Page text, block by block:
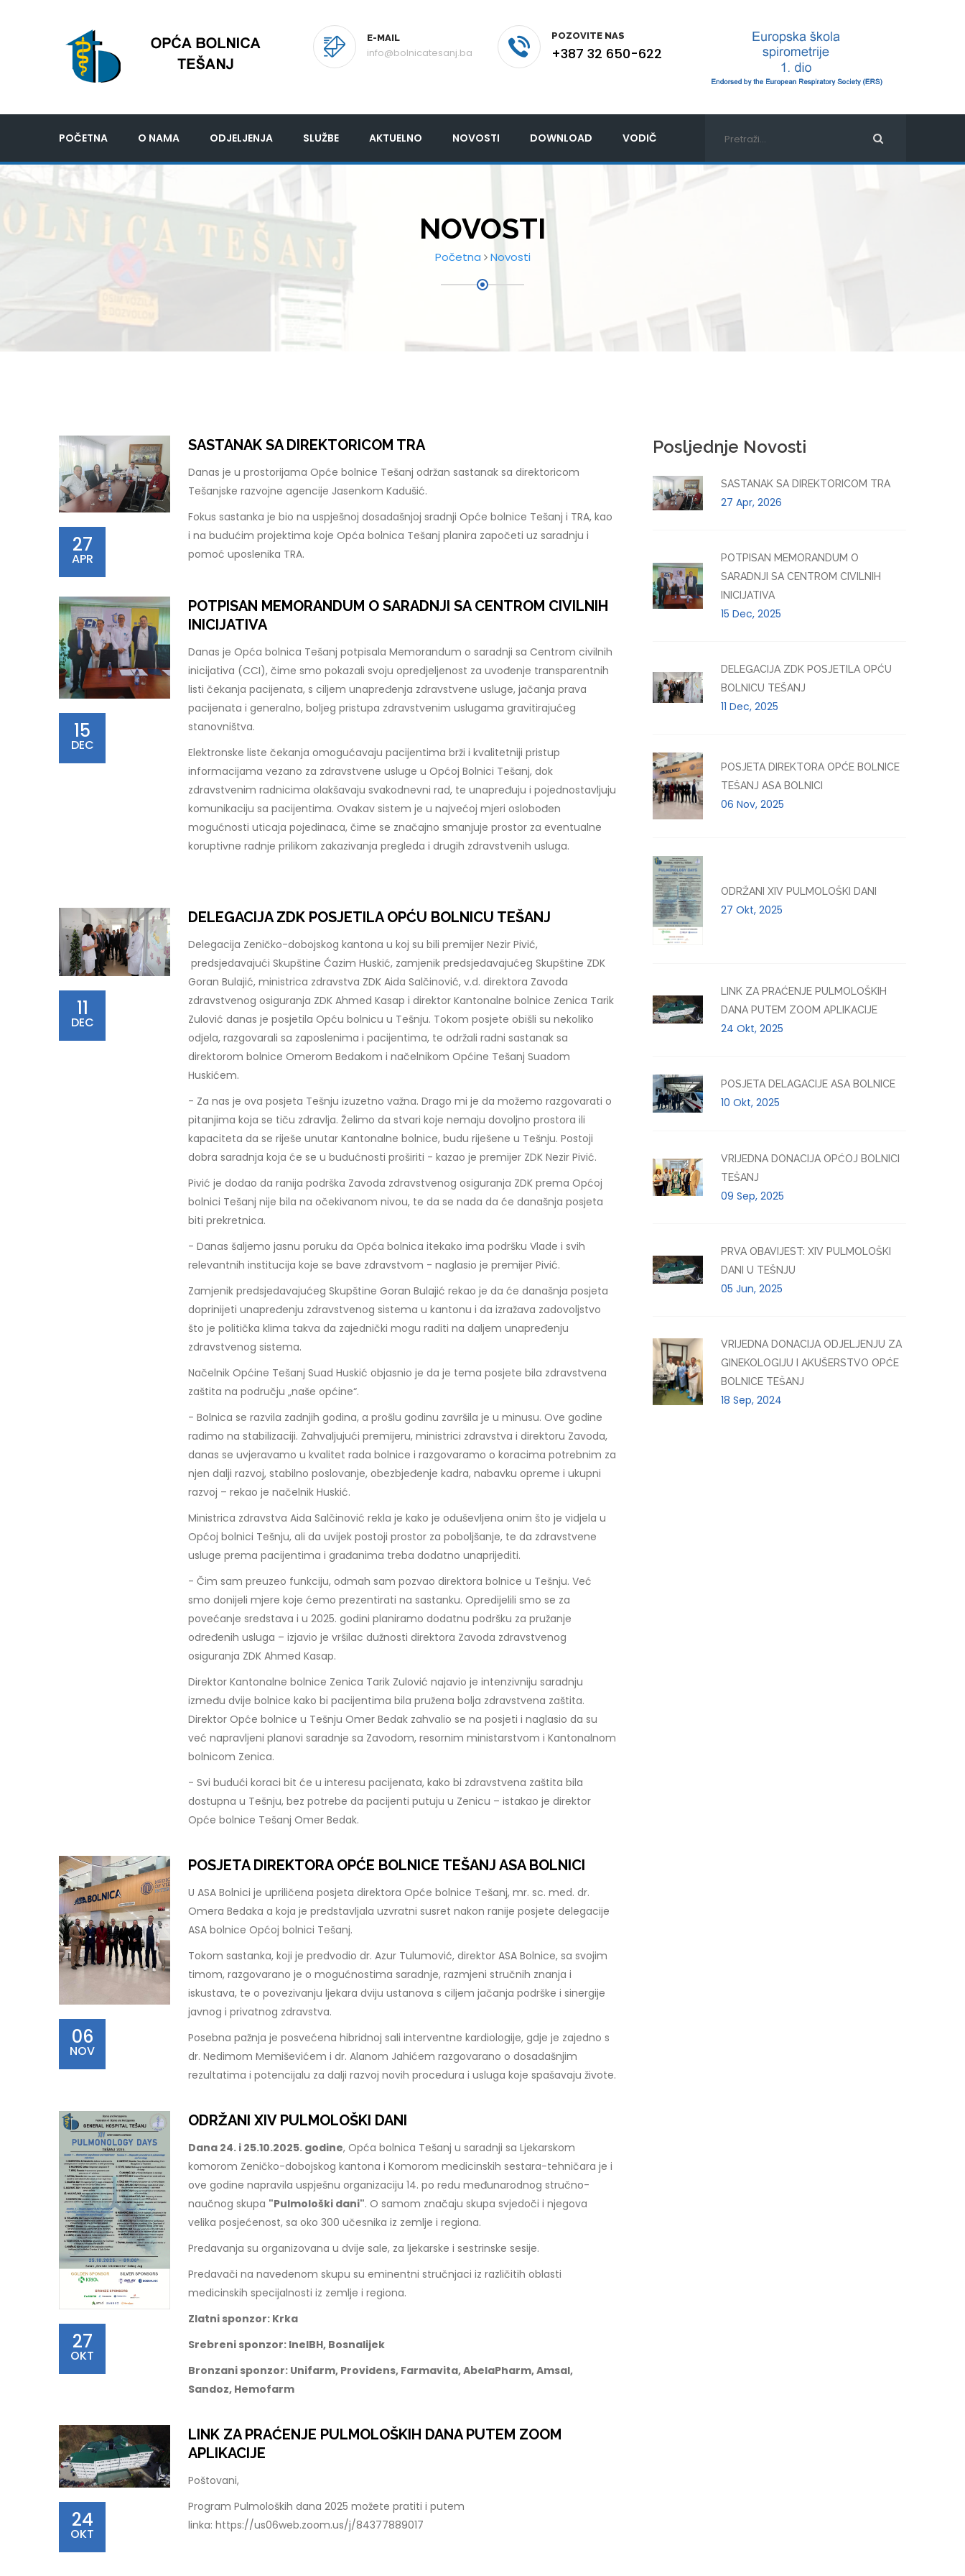
E-MAIL
info@bolnicatesanj.ba
POZOVITE NAS
+387 32 650-622
POČETNA O NAMA ODJELJENJA SLUŽBE AKTUELNO NOVOSTI DOWNLOAD VODIČ
NOVOSTI
Početna Novosti
27
APR
SASTANAK SA DIREKTORICOM TRA
Danas je u prostorijama Opće bolnice Tešanj održan sastanak sa direktoricom
Tešanjske razvojne agencije Jasenkom Kadušić.
Fokus sastanka je bio na uspješnoj dosadašnjoj sradnji Opće bolnice Tešanj i TRA, kao
i na budućim projektima koje Opća bolnica Tešanj planira započeti uz saradnju i
pomoć uposlenika TRA.
15
DEC
POTPISAN MEMORANDUM O SARADNJI SA CENTROM CIVILNIH
INICIJATIVA
Danas je Opća bolnica Tešanj potpisala Memorandum o saradnji sa Centrom civilnih
inicijativa (CCI), čime smo pokazali svoju opredjeljenost za uvođenje transparentnih
listi čekanja pacijenata, s ciljem unapređenja zdravstvene usluge, jačanja prava
pacijenata i generalno, boljeg pristupa zdravstvenim uslugama gravitirajućeg
stanovništva.
Elektronske liste čekanja omogućavaju pacijentima brži i kvalitetniji pristup
informacijama vezano za zdravstvene usluge u Općoj Bolnici Tešanj, dok
zdravstvenim radnicima olakšavaju svakodnevni rad, te unapređuju i pojednostavljuju
komunikaciju sa pacijentima. Ovakav sistem je u najvećoj mjeri oslobođen
mogućnosti uticaja pojedinaca, čime se značajno smanjuje prostor za eventualne
koruptivne radnje prilikom zakazivanja pregleda i drugih zdravstvenih usluga.
11
DEC
DELEGACIJA ZDK POSJETILA OPĆU BOLNICU TEŠANJ
Delegacija Zeničko-dobojskog kantona u koj su bili premijer Nezir Pivić,
predsjedavajući Skupštine Ćazim Huskić, zamjenik predsjedavajućeg Skupštine ZDK
Goran Bulajić, ministrica zdravstva ZDK Aida Salčinović, v.d. direktora Zavoda
zdravstvenog osiguranja ZDK Ahmed Kasap i direktor Kantonalne bolnice Zenica Tarik
Zulović danas je posjetila Opću bolnicu u Tešnju. Tokom posjete obišli su nekoliko
odjela, razgovarali sa zaposlenima i pacijentima, te održali radni sastanak sa
direktorom bolnice Omerom Bedakom i načelnikom Općine Tešanj Suadom
Huskićem.
- Za nas je ova posjeta Tešnju izuzetno važna. Drago mi je da možemo razgovarati o
pitanjima koja se tiču zdravlja. Želimo da stvari koje nemaju dovoljno prostora ili
kapaciteta da se riješe unutar Kantonalne bolnice, budu riješene u Tešnju. Postoji
dobra saradnja koja će se u budućnosti proširiti - kazao je premijer ZDK Nezir Pivić.
Pivić je dodao da ranija podrška Zavoda zdravstvenog osiguranja ZDK prema Općoj
bolnici Tešanj nije bila na očekivanom nivou, te da se nada da će današnja posjeta
biti prekretnica.
- Danas šaljemo jasnu poruku da Opća bolnica itekako ima podršku Vlade i svih
relevantnih institucija koje se bave zdravstvom - naglasio je premijer Pivić.
Zamjenik predsjedavajućeg Skupštine Goran Bulajić rekao je da će današnja posjeta
doprinijeti unapređenju zdravstvenog sistema u kantonu i da izražava zadovoljstvo
što je politička klima takva da zajednički mogu raditi na daljem unapređenju
zdravstvenog sistema.
Načelnik Općine Tešanj Suad Huskić objasnio je da je tema posjete bila zdravstvena
zaštita na području „naše općine“.
- Bolnica se razvila zadnjih godina, a prošlu godinu završila je u minusu. Ove godine
radimo na stabilizaciji. Zahvaljujući premijeru, ministrici zdravstva i direktoru Zavoda,
danas se uvjeravamo u kvalitet rada bolnice i razgovaramo o koracima potrebnim za
njen dalji razvoj, stabilno poslovanje, obezbjeđenje kadra, nabavku opreme i ukupni
razvoj – rekao je načelnik Huskić.
Ministrica zdravstva Aida Salčinović rekla je kako je oduševljena onim što je vidjela u
Općoj bolnici Tešnju, ali da uvijek postoji prostor za poboljšanje, te da zdravstvene
usluge prema pacijentima i građanima treba dodatno unaprijediti.
- Čim sam preuzeo funkciju, odmah sam pozvao direktora bolnice u Tešnju. Već
smo donijeli mjere koje ćemo prezentirati na sastanku. Opredijelili smo se za
povećanje sredstava i u 2025. godini planiramo dodatnu podršku za pružanje
određenih usluga – izjavio je vršilac dužnosti direktora Zavoda zdravstvenog
osiguranja ZDK Ahmed Kasap.
Direktor Kantonalne bolnice Zenica Tarik Zulović najavio je intenzivniju saradnju
između dvije bolnice kako bi pacijentima bila pružena bolja zdravstvena zaštita.
Direktor Opće bolnice u Tešnju Omer Bedak zahvalio se na posjeti i naglasio da su
već napravljeni planovi saradnje sa Zavodom, resornim ministarstvom i Kantonalnom
bolnicom Zenica.
- Svi budući koraci bit će u interesu pacijenata, kako bi zdravstvena zaštita bila
dostupna u Tešnju, bez potrebe da pacijenti putuju u Zenicu – istakao je direktor
Opće bolnice Tešanj Omer Bedak.
06
NOV
POSJETA DIREKTORA OPĆE BOLNICE TEŠANJ ASA BOLNICI
U ASA Bolnici je upriličena posjeta direktora Opće bolnice Tešanj, mr. sc. med. dr.
Omera Bedaka a koja je predstavljala uzvratni susret nakon ranije posjete delegacije
ASA bolnice Općoj bolnici Tešanj.
Tokom sastanka, koji je predvodio dr. Azur Tulumović, direktor ASA Bolnice, sa svojim
timom, razgovarano je o mogućnostima saradnje, razmjeni stručnih znanja i
iskustava, te o povezivanju ljekara dviju ustanova s ciljem jačanja podrške i sinergije
javnog i privatnog zdravstva.
Posebna pažnja je posvećena hibridnoj sali interventne kardiologije, gdje je zajedno s
dr. Nedimom Memiševićem i dr. Alanom Jahićem razgovarano o dosadašnjim
rezultatima i potencijalu za dalji razvoj novih procedura i usluga koje spašavaju živote.
27
OKT
ODRŽANI XIV PULMOLOŠKI DANI
Dana 24. i 25.10.2025. godine, Opća bolnica Tešanj u saradnji sa Ljekarskom
komorom Zeničko-dobojskog kantona i Komorom medicinskih sestara-tehničara je i
ove godine napravila uspješnu organizaciju 14. po redu međunarodnog stručno-
naučnog skupa "Pulmološki dani". O samom značaju skupa svjedoči i njegova
velika posjećenost, sa oko 300 učesnika iz zemlje i regiona.
Predavanja su organizovana u dvije sale, za ljekarske i sestrinske sesije.
Predavači na navedenom skupu su eminentni stručnjaci iz različitih oblasti
medicinskih specijalnosti iz zemlje i regiona.
Zlatni sponzor: Krka
Srebreni sponzor: InelBH, Bosnalijek
Bronzani sponzor: Unifarm, Providens, Farmavita, AbelaPharm, Amsal,
Sandoz, Hemofarm
24
OKT
LINK ZA PRAĆENJE PULMOLOŠKIH DANA PUTEM ZOOM
APLIKACIJE
Poštovani,
Program Pulmoloških dana 2025 možete pratiti i putem
linka: https://us06web.zoom.us/j/84377889017
Posljednje Novosti
SASTANAK SA DIREKTORICOM TRA
27 Apr, 2026
POTPISAN MEMORANDUM O
SARADNJI SA CENTROM CIVILNIH
INICIJATIVA
15 Dec, 2025
DELEGACIJA ZDK POSJETILA OPĆU
BOLNICU TEŠANJ
11 Dec, 2025
POSJETA DIREKTORA OPĆE BOLNICE
TEŠANJ ASA BOLNICI
06 Nov, 2025
ODRŽANI XIV PULMOLOŠKI DANI
27 Okt, 2025
LINK ZA PRAĆENJE PULMOLOŠKIH
DANA PUTEM ZOOM APLIKACIJE
24 Okt, 2025
POSJETA DELAGACIJE ASA BOLNICE
10 Okt, 2025
VRIJEDNA DONACIJA OPĆOJ BOLNICI
TEŠANJ
09 Sep, 2025
PRVA OBAVIJEST: XIV PULMOLOŠKI
DANI U TEŠNJU
05 Jun, 2025
VRIJEDNA DONACIJA ODJELJENJU ZA
GINEKOLOGIJU I AKUŠERSTVO OPĆE
BOLNICE TEŠANJ
18 Sep, 2024